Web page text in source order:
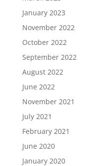
January 2023
November 2022
October 2022
September 2022
August 2022
June 2022
November 2021
July 2021
February 2021
June 2020
January 2020